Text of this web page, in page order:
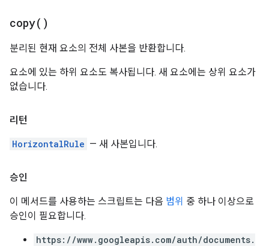
copy( )
분리된 현재 요소의 전체 사본을 반환합니다.
요소에 있는 하위 요소도 복사됩니다. 새 요소에는 상위 요소가
없습니다.
리턴
HorizontalRule — 새 사본입니다.
승인
이 메서드를 사용하는 스크립트는 다음 범위 중 하나 이상으로
승인이 필요합니다.
https://www.googleapis.com/auth/documents.